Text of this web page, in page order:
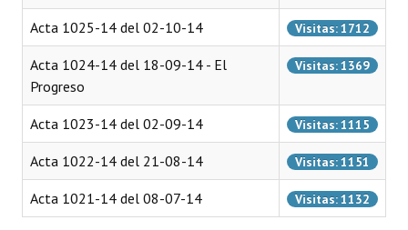
Acta 1025-14 del 02-10-14 Visitas: 1712
Acta 1024-14 del 18-09-14 - El
Progreso
Visitas: 1369
Acta 1023-14 del 02-09-14 Visitas: 1115
Acta 1022-14 del 21-08-14 Visitas: 1151
Acta 1021-14 del 08-07-14 Visitas: 1132